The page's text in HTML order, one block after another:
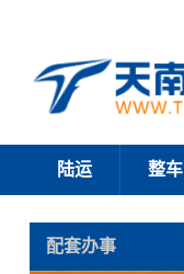
陆运 整车
配套办事